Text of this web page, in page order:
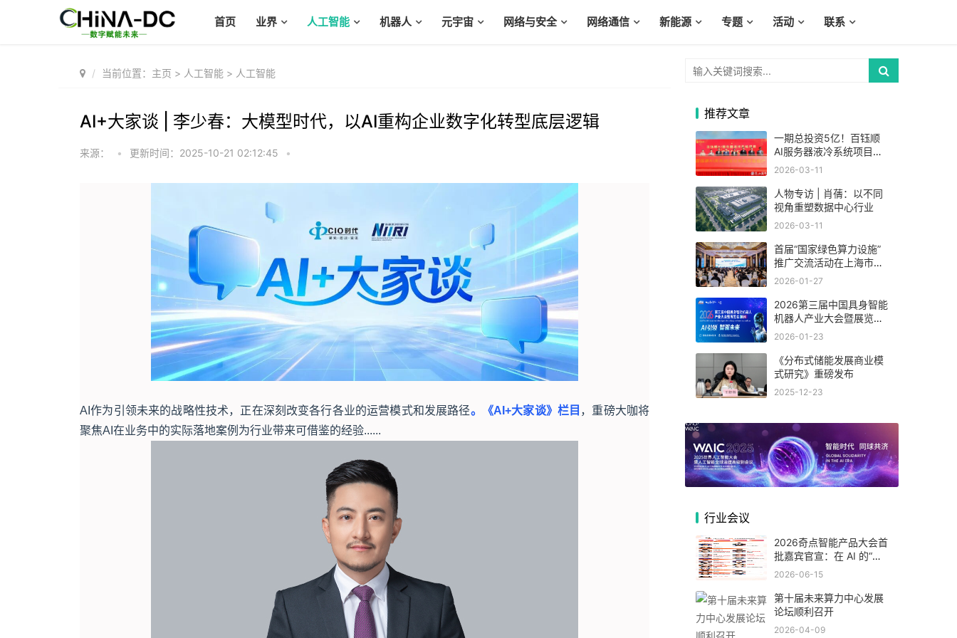
首页 业界 人工智能 机器人 元宇宙 网络与安全 网络通信 新能源 专题 活动 联系
当前位置： 主页 > 人工智能 > 人工智能
AI+大家谈 | 李少春：大模型时代，以AI重构企业数字化转型底层逻辑
来源： • 更新时间：2025-10-21 02:12:45 •
AI作为引领未来的战略性技术，正在深刻改变各行各业的运营模式和发展路径。《AI+大家谈》栏目 ，重磅大咖将
聚焦AI在业务中的实际落地案例为行业带来可借鉴的经验......
推荐文章
一期总投资5亿！百钰顺
AI服务器液冷系统项目在
昆山巴城投产
2026-03-11
人物专访 | 肖蒨：以不同
视角重塑数据中心行业
2026-03-11
首届“国家绿色算力设施”
推广交流活动在上海市举
办
2026-01-27
2026第三届中国具身智能
机器人产业大会暨展览会
(杭州)
2026-01-23
《分布式储能发展商业模
式研究》重磅发布
2025-12-23
行业会议
2026奇点智能产品大会首
批嘉宾官宣：在 AI 的“可
交付的时代”，看一线专家
2026-06-15
第十届未来算力中心发展
论坛顺利召开
2026-04-09